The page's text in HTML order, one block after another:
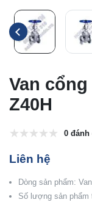
Van
Z40H
0 đánh
Liên hệ
Dòng sản phẩm:
Số lượng sản phẩm